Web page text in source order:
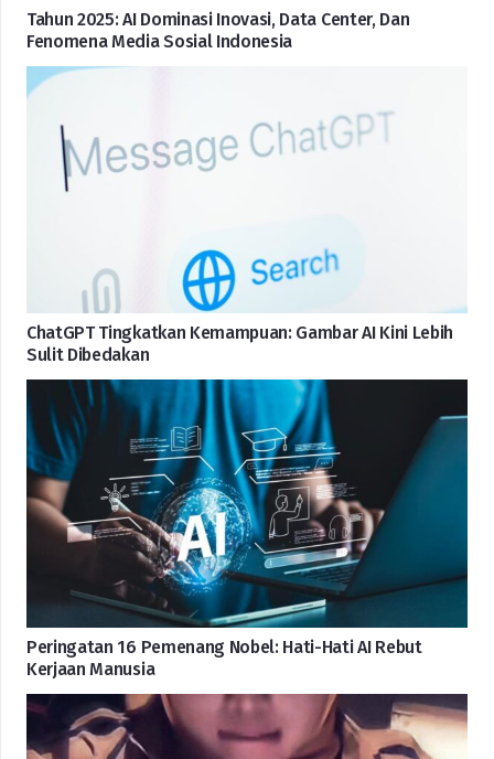
Tahun 2025: AI Dominasi Inovasi, Data Center, Dan
Fenomena Media Sosial Indonesia
ChatGPT Tingkatkan Kemampuan: Gambar AI Kini Lebih
Sulit Dibedakan
Peringatan 16 Pemenang Nobel: Hati-Hati AI Rebut
Kerjaan Manusia